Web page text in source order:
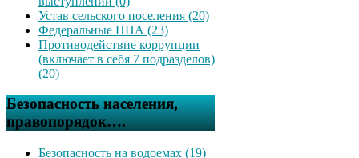
Устав сельского поселения (20)
Федеральные НПА (23)
Противодействие коррупции
(включает в себя 7 подразделов)
(20)
Безопасность населения,
правопорядок….
Безопасность на водоемах (19)